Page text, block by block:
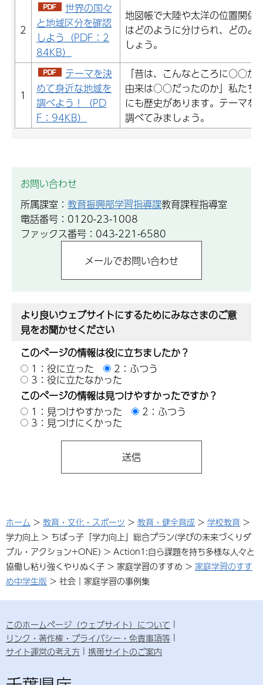
2
世界の国々
と地域区分を確認
しよう（PDF：2
84KB）
地図帳で大陸や太洋の位置関係
はどのように分けられ、どのよ
しょう。
1
テーマを決
めて身近な地域を
調べよう！（PD
F：94KB）
「昔は、こんなところに○○
由来は○○だったのか」私たち
にも歴史があります。テーマを
調べてみましょう。
お問い合わせ
所属課室： 教育振興部学習指導課教育課程指導室
電話番号：0120-23-1008
ファックス番号：043-221-6580
より良いウェブサイトにするためにみなさまのご意
見をお聞かせください
このページの情報は役に立ちましたか？
1：役に立った
2：ふつう
3：役に立たなかった
このページの情報は見つけやすかったですか？
1：見つけやすかった
2：ふつう
3：見つけにくかった
ホーム > 教育・文化・スポーツ > 教育・健全育成 > 学校教育 >
学力向上 > ちばっ子「学力向上」総合プラン(学びの未来づくりダ
ブル・アクション+ONE) > Action1:自ら課題を持ち多様な人々と
協働し粘り強くやりぬく子 > 家庭学習のすすめ > 家庭学習のすす
め中学生版 > 社会｜家庭学習の事例集
このホームページ（ウェブサイト）について
リンク・著作権・プライバシー・免責事項等
サイト運営の考え方
携帯サイトのご案内